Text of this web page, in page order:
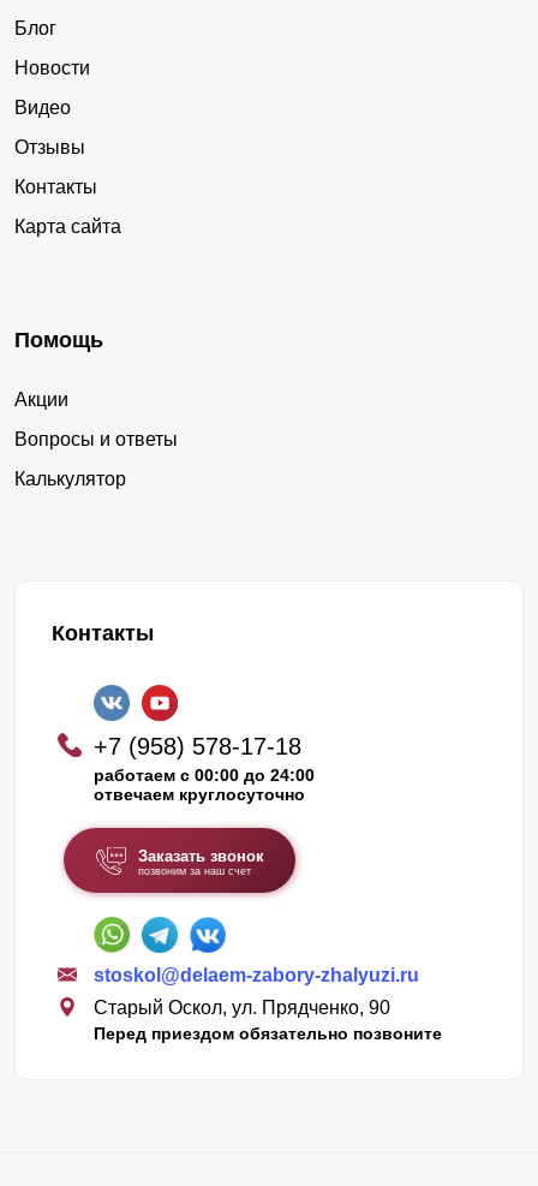
Блог
Новости
Видео
Отзывы
Контакты
Карта сайта
Помощь
Акции
Вопросы и ответы
Калькулятор
Контакты
+7 (958) 578-17-18
работаем с 00:00 до 24:00
отвечаем круглосуточно
Заказать звонок
позвоним за наш счет
stoskol@delaem-zabory-zhalyuzi.ru
Старый Оскол, ул. Прядченко, 90
Перед приездом обязательно позвоните